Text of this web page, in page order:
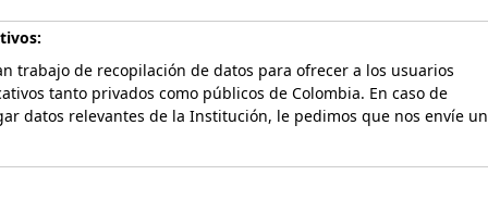
trabajo de recopilación de datos para ofrecer a los usuarios
tanto privados como públicos de Colombia. En caso de
datos relevantes de la Institución, le pedimos que nos envíe un